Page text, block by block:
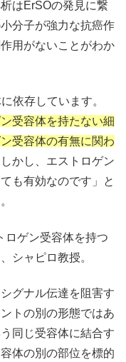
はErSOの発見に繋
分子が強力な抗癌作
用がないことがわか
依存しています。
受容体を持たない細
受容体の有無に関わ
かし、エストロゲン
も有効なのです」と
ロゲン受容体を持つ
シャピロ教授。
グナル伝達を阻害す
トの別の形態ではあ
同じ受容体に結合す
体の別の部位を標的